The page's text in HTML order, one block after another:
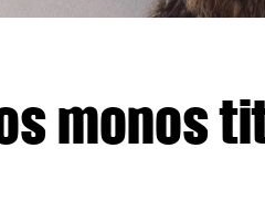
monos